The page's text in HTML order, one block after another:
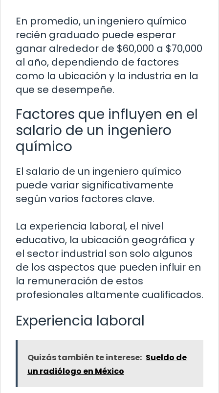
En promedio, un ingeniero químico
recién graduado puede esperar
ganar alrededor de $60,000 a $70,000
al año, dependiendo de factores
como la ubicación y la industria en la
que se desempeñe.
Factores que influyen en el
salario de un ingeniero
químico
El salario de un ingeniero químico
puede variar significativamente
según varios factores clave.
La experiencia laboral, el nivel
educativo, la ubicación geográfica y
el sector industrial son solo algunos
de los aspectos que pueden influir en
la remuneración de estos
profesionales altamente cualificados.
Experiencia laboral
Quizás también te interese: Sueldo de
un radiólogo en México